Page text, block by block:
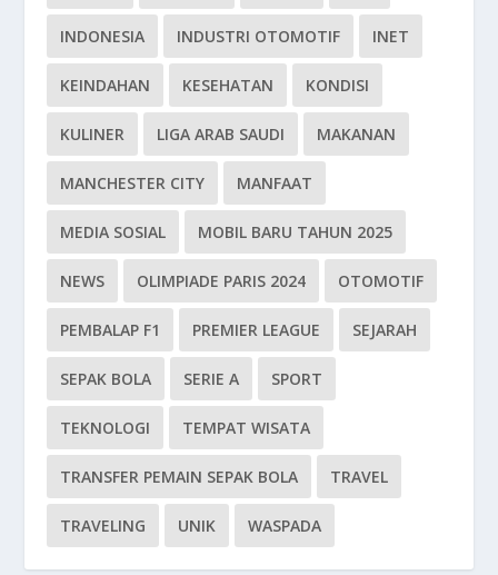
INDONESIA INDUSTRI OTOMOTIF INET
KEINDAHAN KESEHATAN KONDISI
KULINER LIGA ARAB SAUDI MAKANAN
MANCHESTER CITY MANFAAT
MEDIA SOSIAL MOBIL BARU TAHUN 2025
NEWS OLIMPIADE PARIS 2024 OTOMOTIF
PEMBALAP F1 PREMIER LEAGUE SEJARAH
SEPAK BOLA SERIE A SPORT
TEKNOLOGI TEMPAT WISATA
TRANSFER PEMAIN SEPAK BOLA TRAVEL
TRAVELING UNIK WASPADA